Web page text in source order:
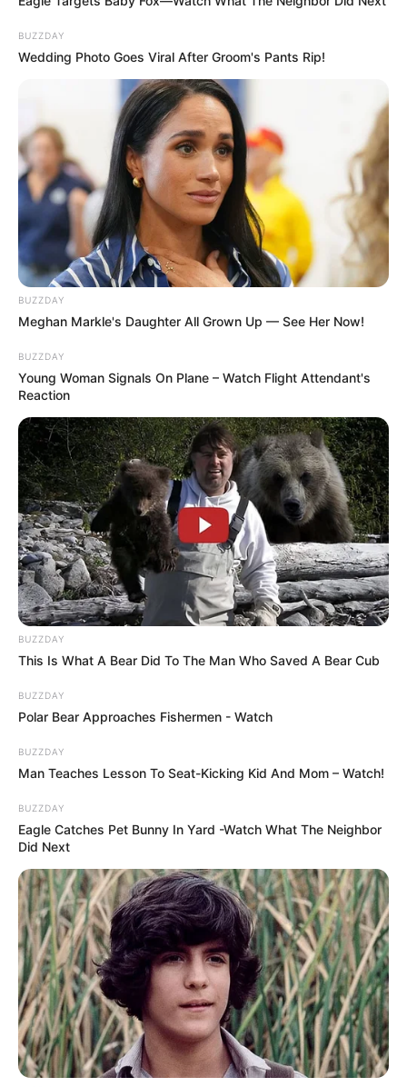
BUZZDAY
Wedding Photo Goes Viral After Groom's Pants Rip!
BUZZDAY
Meghan Markle's Daughter All Grown Up — See Her Now!
BUZZDAY
Young Woman Signals On Plane – Watch Flight Attendant's
Reaction
BUZZDAY
This Is What A Bear Did To The Man Who Saved A Bear Cub
BUZZDAY
Polar Bear Approaches Fishermen - Watch
BUZZDAY
Man Teaches Lesson To Seat-Kicking Kid And Mom – Watch!
BUZZDAY
Eagle Catches Pet Bunny In Yard -Watch What The Neighbor
Did Next